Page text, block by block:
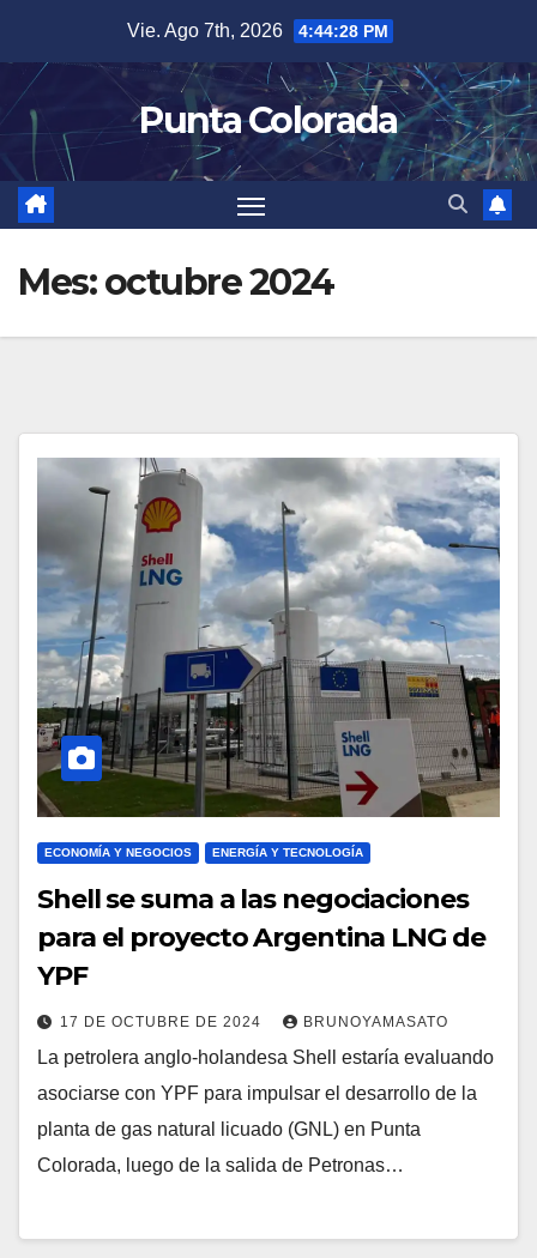
contenido
Vie. Ago 7th, 2026 4:44:28 PM
Punta Colorada
Mes:octubre 2024
ECONOMÍA Y NEGOCIOS ENERGÍA Y TECNOLOGÍA
Shell se suma a las negociaciones
para el proyecto Argentina LNG de
YPF
17 DE OCTUBRE DE 2024 BRUNOYAMASATO
La petrolera anglo-holandesa Shell estaría evaluando
asociarse con YPF para impulsar el desarrollo de la
planta de gas natural licuado (GNL) en Punta
Colorada, luego de la salida de Petronas…